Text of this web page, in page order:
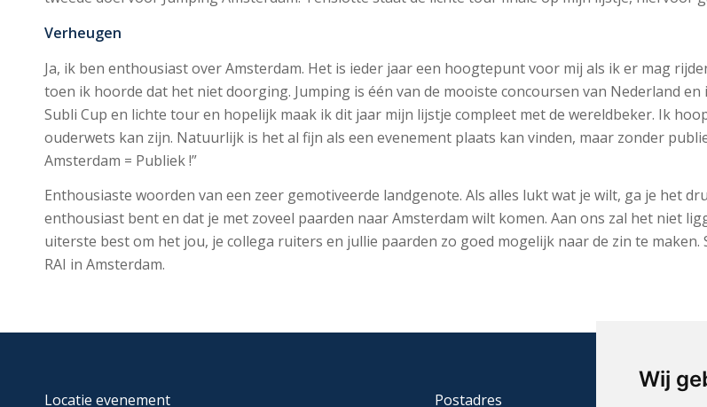
Wij
Verheugen
Ja, ik ben enthousiast over Amsterdam. Het is ieder jaar een hoogtepunt voor mij als ik er mag
toen ik hoorde dat het niet doorging. Jumping is één van de mooiste concoursen van Nederland
Subli Cup en lichte tour en hopelijk maak ik dit jaar mijn lijstje compleet met de wereldbeker. Ik
ouderwets kan zijn. Natuurlijk is het al fijn als een evenement plaats kan vinden, maar zonder
Amsterdam = Publiek !”
Enthousiaste woorden van een zeer gemotiveerde landgenote. Als alles lukt wat je wilt, ga je het
enthousiast bent en dat je met zoveel paarden naar Amsterdam wilt komen. Aan ons zal het niet
uiterste best om het jou, je collega ruiters en jullie paarden zo goed mogelijk naar de zin te
RAI in Amsterdam.
Locatie evenement
Postadres